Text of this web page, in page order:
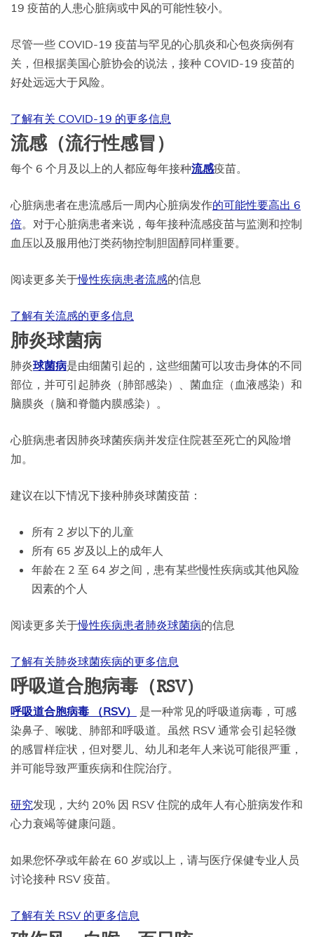
19 疫苗的人患心脏病或中风的可能性较小。
尽管一些 COVID-19 疫苗与罕见的心肌炎和心包炎病例有
关，但根据美国心脏协会的说法，接种 COVID-19 疫苗的
好处远远大于风险。
了解有关 COVID-19 的更多信息
流感（流行性感冒）
每个 6 个月及以上的人都应每年接种流感疫苗。
心脏病患者在患流感后一周内心脏病发作的可能性要高出 6
倍。对于心脏病患者来说，每年接种流感疫苗与监测和控制
血压以及服用他汀类药物控制胆固醇同样重要。
阅读更多关于慢性疾病患者流感的信息
了解有关流感的更多信息
肺炎球菌病
肺炎球菌病是由细菌引起的，这些细菌可以攻击身体的不同
部位，并可引起肺炎（肺部感染）、菌血症（血液感染）和
脑膜炎（脑和脊髓内膜感染）。
心脏病患者因肺炎球菌疾病并发症住院甚至死亡的风险增
加。
建议在以下情况下接种肺炎球菌疫苗：
所有 2 岁以下的儿童
所有 65 岁及以上的成年人
年龄在 2 至 64 岁之间，患有某些慢性疾病或其他风险
因素的个人
阅读更多关于慢性疾病患者肺炎球菌病的信息
了解有关肺炎球菌疾病的更多信息
呼吸道合胞病毒（RSV）
呼吸道合胞病毒 （RSV）
是一种常见的呼吸道病毒，可感
染鼻子、喉咙、肺部和呼吸道。虽然 RSV 通常会引起轻微
的感冒样症状，但对婴儿、幼儿和老年人来说可能很严重，
并可能导致严重疾病和住院治疗。
研究发现，大约 20% 因 RSV 住院的成年人有心脏病发作和
心力衰竭等健康问题。
如果您怀孕或年龄在 60 岁或以上，请与医疗保健专业人员
讨论接种 RSV 疫苗。
了解有关 RSV 的更多信息